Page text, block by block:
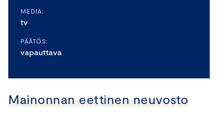
MEDIA:
tv
PÄÄTÖS:
vapauttava
Mainonnan eettinen neuvosto